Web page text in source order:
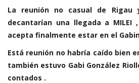
La reunión no casual de Rigau
decantarían una llegada a MILEI
acepta finalmente estar en el
Está reunión no habría caído bien
también estuvo Gabi González
contados .